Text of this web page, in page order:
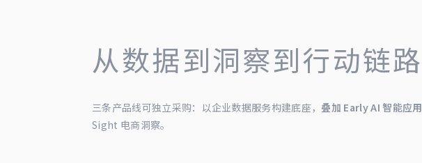
从数据到洞察到行动链路
三条产品线可独立采购：以企业数据服务构建底座， 叠加 Early AI 智能应用
Sight 电商洞察。